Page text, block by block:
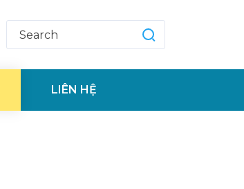
LIÊN HỆ